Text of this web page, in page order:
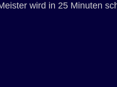
wird in 25 Minuten